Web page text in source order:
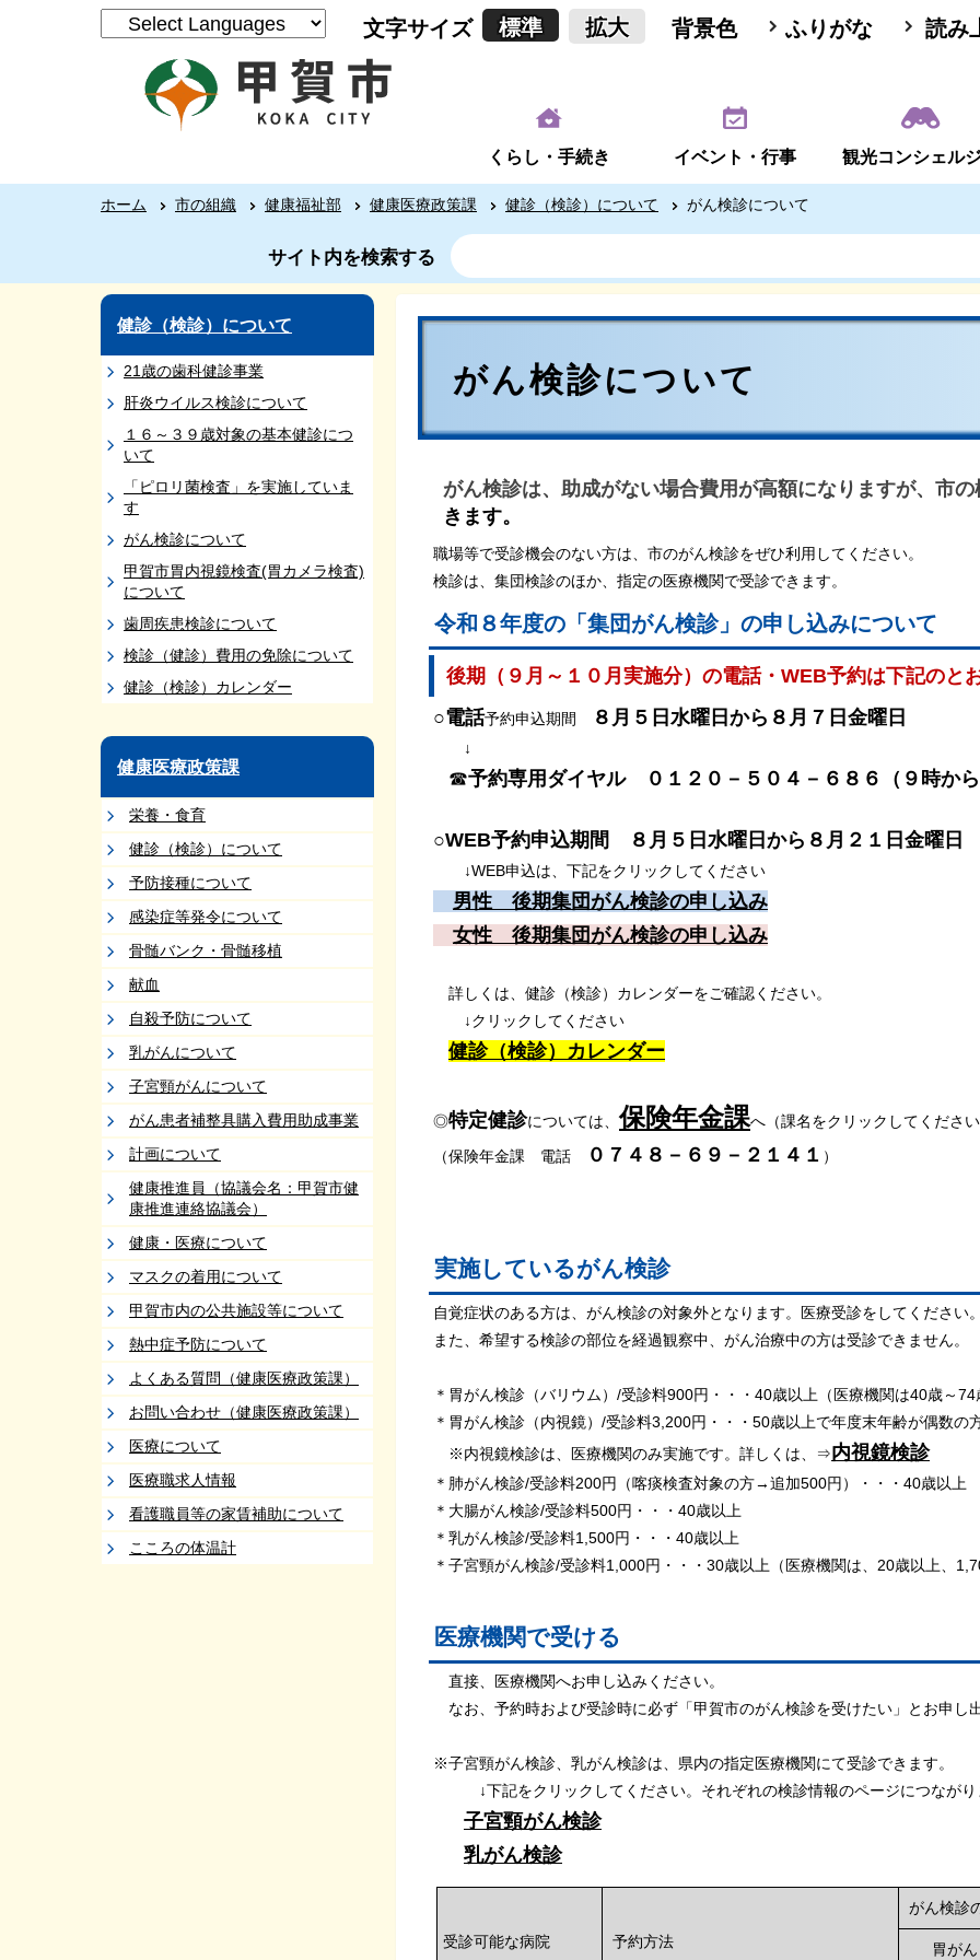
文字サイズ 標準 拡大 背景色 ふりがな 読み
くらし・手続き イベント・行事 観光コンシェル
ホーム 市の組織 健康福祉部 健康医療政策課 健診（検診）について がん検診について
サイト内を検索する
健診（検診）について
21歳の歯科健診事業
肝炎ウイルス検診について
１６～３９歳対象の基本健診につ
いて
「ピロリ菌検査」を実施していま
す
がん検診について
甲賀市胃内視鏡検査(胃カメラ検査)
について
歯周疾患検診について
検診（健診）費用の免除について
健診（検診）カレンダー
健康医療政策課
栄養・食育
健診（検診）について
予防接種について
感染症等発令について
骨髄バンク・骨髄移植
献血
自殺予防について
乳がんについて
子宮頸がんについて
がん患者補整具購入費用助成事業
計画について
健康推進員（協議会名：甲賀市健
康推進連絡協議会）
健康・医療について
マスクの着用について
甲賀市内の公共施設等について
熱中症予防について
よくある質問（健康医療政策課）
お問い合わせ（健康医療政策課）
医療について
医療職求人情報
看護職員等の家賃補助について
こころの体温計
がん検診について
がん検診は、助成がない場合費用が高額になりますが、市の
きます。
職場等で受診機会のない方は、市のがん検診をぜひ利用してください。
検診は、集団検診のほか、指定の医療機関で受診できます。
令和８年度の「集団がん検診」の申し込みについて
後期（９月～１０月実施分）の電話・WEB予約は下記のとお
○電話予約申込期間 ８月５日水曜日から８月７日金曜日
↓
☎予約専用ダイヤル ０１２０－５０４－６８６（９時から
○WEB予約申込期間 ８月５日水曜日から８月２１日金曜日
↓WEB申込は、下記をクリックしてください
男性 後期集団がん検診の申し込み
女性 後期集団がん検診の申し込み
詳しくは、健診（検診）カレンダーをご確認ください。
↓クリックしてください
健診（検診）カレンダー
◎特定健診については、保険年金課へ（課名をクリックしてください
（保険年金課 電話
０７４８－６９－２１４１ ）
実施しているがん検診
自覚症状のある方は、がん検診の対象外となります。医療受診をしてください。
また、希望する検診の部位を経過観察中、がん治療中の方は受診できません。
＊胃がん検診（バリウム）/受診料900円・・・40歳以上（医療機関は40歳～74
＊胃がん検診（内視鏡）/受診料3,200円・・・50歳以上で年度末年齢が偶数の
※内視鏡検診は、医療機関のみ実施です。詳しくは、⇒内視鏡検診
＊肺がん検診/受診料200円（喀痰検査対象の方→追加500円）・・・40歳以上
＊大腸がん検診/受診料500円・・・40歳以上
＊乳がん検診/受診料1,500円・・・40歳以上
＊子宮頸がん検診/受診料1,000円・・・30歳以上（医療機関は、20歳以上、
医療機関で受ける
直接、医療機関へお申し込みください。
なお、予約時および受診時に必ず「甲賀市のがん検診を受けたい」とお申し
※子宮頸がん検診、乳がん検診は、県内の指定医療機関にて受診できます。
↓下記をクリックしてください。それぞれの検診情報のページにつながり
子宮頸がん検診
乳がん検診
受診可能な病院 予約方法
がん検診
胃がん